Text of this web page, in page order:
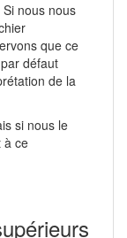
nous nous
que ce
défaut
de la
si nous le
à ce